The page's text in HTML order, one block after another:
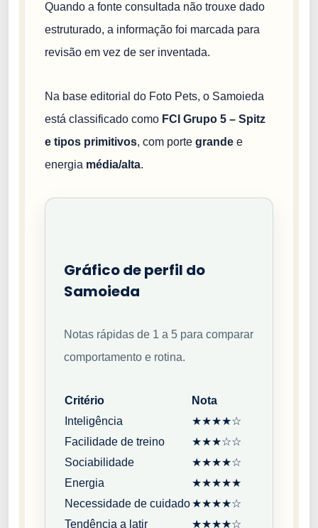
Quando a fonte consultada não trouxe dado
estruturado, a informação foi marcada para
revisão em vez de ser inventada.
Na base editorial do Foto Pets, o Samoieda
está classificado como FCI Grupo 5 – Spitz
e tipos primitivos, com porte grande e
energia média/alta.
Gráfico de perfil do
Samoieda
Notas rápidas de 1 a 5 para comparar
comportamento e rotina.
Critério
Nota
Inteligência
★★★★☆
Facilidade de treino
★★★☆☆
Sociabilidade
★★★★☆
Energia
★★★★★
Necessidade de cuidado★★★★☆
Tendência a latir
★★★★☆